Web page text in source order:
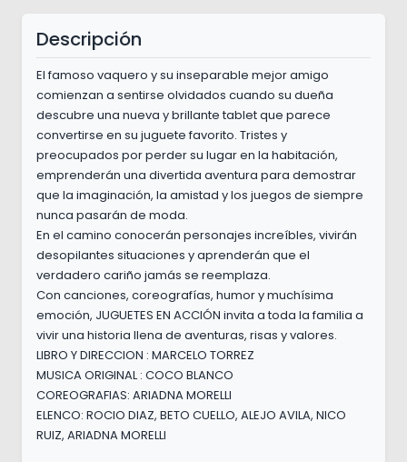
Descripción
El famoso vaquero y su inseparable mejor amigo
comienzan a sentirse olvidados cuando su dueña
descubre una nueva y brillante tablet que parece
convertirse en su juguete favorito. Tristes y
preocupados por perder su lugar en la habitación,
emprenderán una divertida aventura para demostrar
que la imaginación, la amistad y los juegos de siempre
nunca pasarán de moda.
En el camino conocerán personajes increíbles, vivirán
desopilantes situaciones y aprenderán que el
verdadero cariño jamás se reemplaza.
Con canciones, coreografías, humor y muchísima
emoción, JUGUETES EN ACCIÓN invita a toda la familia a
vivir una historia llena de aventuras, risas y valores.
LIBRO Y DIRECCION : MARCELO TORREZ
MUSICA ORIGINAL : COCO BLANCO
COREOGRAFIAS: ARIADNA MORELLI
ELENCO: ROCIO DIAZ, BETO CUELLO, ALEJO AVILA, NICO
RUIZ, ARIADNA MORELLI